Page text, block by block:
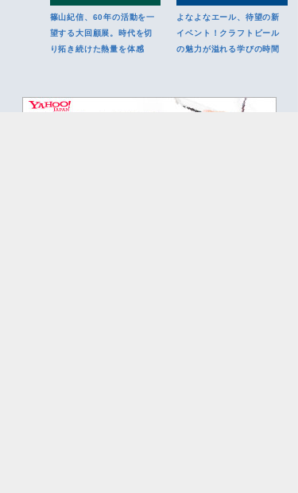
篠山紀信、60年の活動を一
望する大回顧展。時代を切
り拓き続けた熱量を体感
よなよなエール、待望の新
イベント！クラフトビール
の魅力が溢れる学びの時間